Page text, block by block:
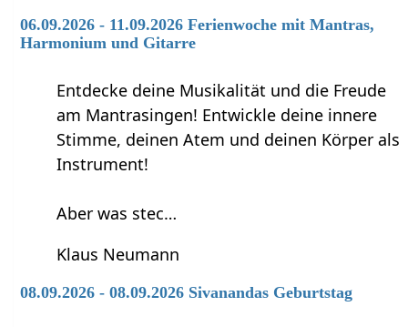
06.09.2026 - 11.09.2026 Ferienwoche mit Mantras,
Harmonium und Gitarre
Entdecke deine Musikalität und die Freude
am Mantrasingen! Entwickle deine innere
Stimme, deinen Atem und deinen Körper als
Instrument!
Aber was stec…
Klaus Neumann
08.09.2026 - 08.09.2026 Sivanandas Geburtstag